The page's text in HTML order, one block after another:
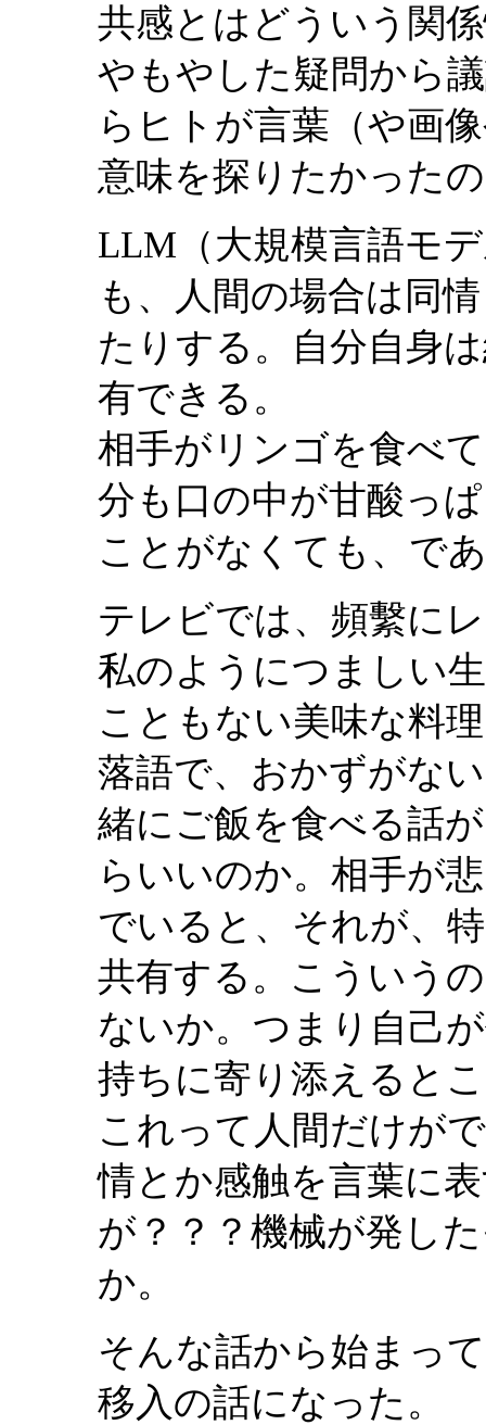
共感とはどういう関
やもやした疑問から
らヒトが言葉（や画
意味を探りたかった
LLM（大規模言語モ
も、人間の場合は同
たりする。自分自身
有できる。
相手がリンゴを食べ
分も口の中が甘酸っ
ことがなくても、で
テレビでは、頻繫に
私のようにつましい
こともない美味な料
落語で、おかずがな
緒にご飯を食べる話
らいいのか。相手が
でいると、それが、
共有する。こういう
ないか。つまり自己
持ちに寄り添えると
これって人間だけが
情とか感触を言葉に
が？？？機械が発し
か。
そんな話から始まっ
移入の話になった。